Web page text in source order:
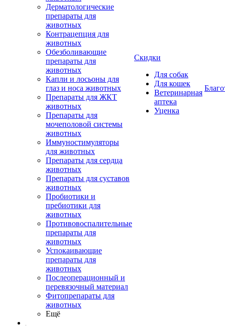
Дерматологические
препараты для
животных
Контрацепция для
животных
Обезболивающие
препараты для
животных
Капли и лосьоны для
глаз и носа животных
Препараты для ЖКТ
животных
Препараты для
мочеполовой системы
животных
Иммуностимуляторы
для животных
Препараты для сердца
животных
Препараты для суставов
животных
Пробиотики и
пребиотики для
животных
Противовоспалительные
препараты для
животных
Успокаивающие
препараты для
животных
Послеоперационный и
перевязочный материал
Фитопрепараты для
животных
Ещё
Скидки
Для собак
Для кошек
Ветеринарная
аптека
Уценка